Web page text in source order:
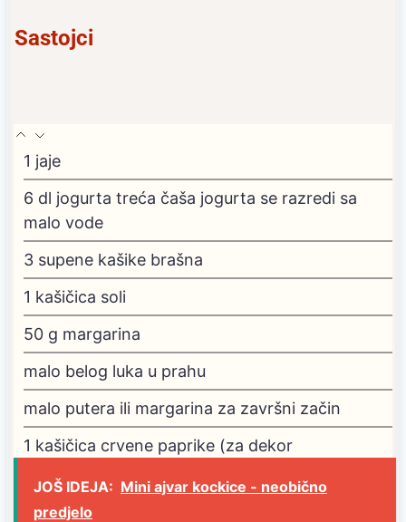
Sastojci
1 jaje
6 dl jogurta treća čaša jogurta se razredi sa
malo vode
3 supene kašike brašna
1 kašičica soli
50 g margarina
malo belog luka u prahu
malo putera ili margarina za završni začin
1 kašičica crvene paprike (za dekor
JOŠ IDEJA: Mini ajvar kockice - neobično
predjelo